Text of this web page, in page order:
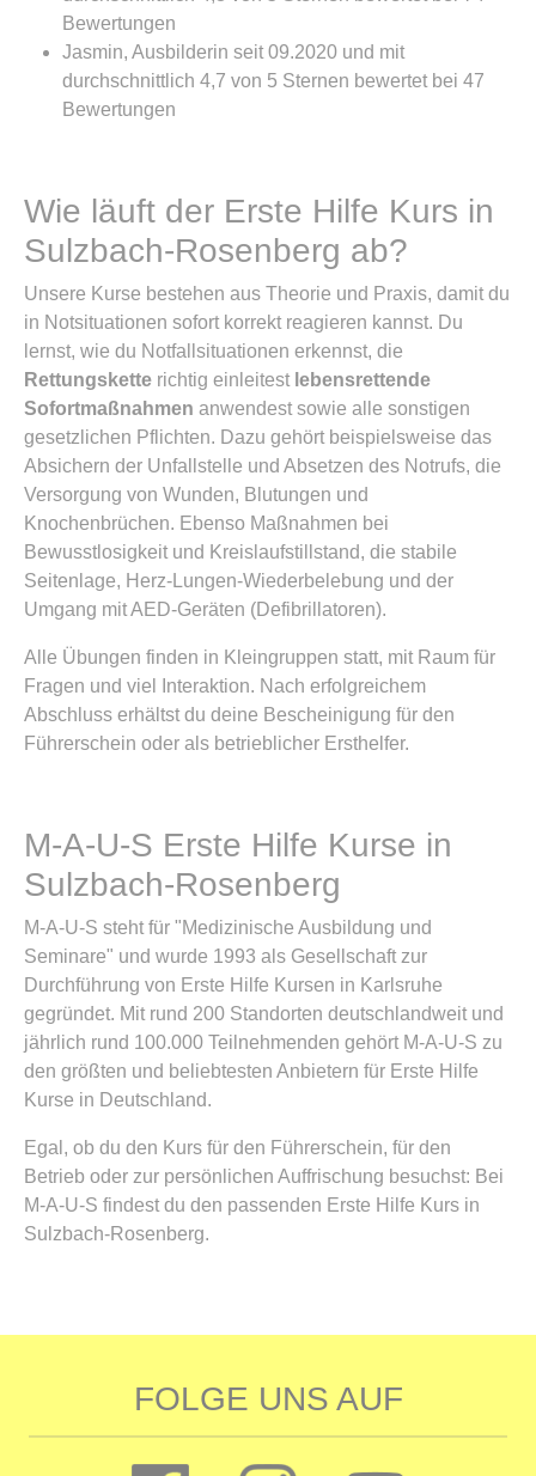
Bewertungen
Jasmin, Ausbilderin seit 09.2020 und mit
durchschnittlich 4,7 von 5 Sternen bewertet bei 47
Bewertungen
Wie läuft der Erste Hilfe Kurs in
Sulzbach-Rosenberg ab?
Unsere Kurse bestehen aus Theorie und Praxis, damit du
in Notsituationen sofort korrekt reagieren kannst. Du
lernst, wie du Notfallsituationen erkennst, die
Rettungskette richtig einleitest lebensrettende
Sofortmaßnahmen anwendest sowie alle sonstigen
gesetzlichen Pflichten. Dazu gehört beispielsweise das
Absichern der Unfallstelle und Absetzen des Notrufs, die
Versorgung von Wunden, Blutungen und
Knochenbrüchen. Ebenso Maßnahmen bei
Bewusstlosigkeit und Kreislaufstillstand, die stabile
Seitenlage, Herz-Lungen-Wiederbelebung und der
Umgang mit AED-Geräten (Defibrillatoren).
Alle Übungen finden in Kleingruppen statt, mit Raum für
Fragen und viel Interaktion. Nach erfolgreichem
Abschluss erhältst du deine Bescheinigung für den
Führerschein oder als betrieblicher Ersthelfer.
M-A-U-S Erste Hilfe Kurse in
Sulzbach-Rosenberg
M-A-U-S steht für "Medizinische Ausbildung und
Seminare" und wurde 1993 als Gesellschaft zur
Durchführung von Erste Hilfe Kursen in Karlsruhe
gegründet. Mit rund 200 Standorten deutschlandweit und
jährlich rund 100.000 Teilnehmenden gehört M-A-U-S zu
den größten und beliebtesten Anbietern für Erste Hilfe
Kurse in Deutschland.
Egal, ob du den Kurs für den Führerschein, für den
Betrieb oder zur persönlichen Auffrischung besuchst: Bei
M-A-U-S findest du den passenden Erste Hilfe Kurs in
Sulzbach-Rosenberg.
FOLGE UNS AUF